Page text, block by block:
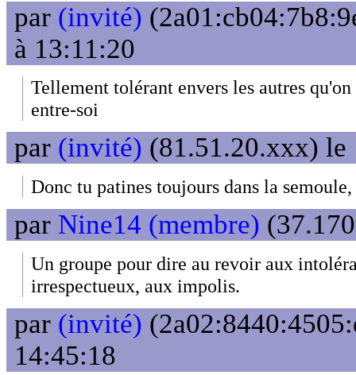
par (invité)
à 13:11:20
Tellement tolérant envers les autres
entre-soi
par (invité) (81.51.20.xxx) le
Donc tu patines toujours dans la
par Nine14 (membre)
Un groupe pour dire au revoir aux
irrespectueux, aux impolis.
par (invité)
14:45:18